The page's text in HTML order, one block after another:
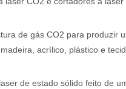
de gás CO2 para produzir
acrílico, plástico e
de estado sólido feito de